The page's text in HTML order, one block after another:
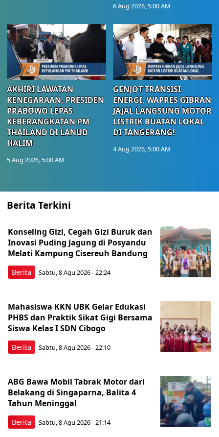
6 Aug 2026, 5:00 AM
AKHIRI LAWATAN
KENEGARAAN, PRESIDEN
PRABOWO LEPAS
KEBERANGKATAN PM
THAILAND DI LANUD
HALIM
5 Aug 2026, 5:00 AM
GENJOT TRANSISI
ENERGI, WAPRES GIBRAN
JAJAL LANGSUNG MOTOR
LISTRIK BUATAN LOKAL
DI TANGERANG!
4 Aug 2026, 5:00 AM
Berita Terkini
Berita
Konseling Gizi, Cegah Gizi Buruk dan
Inovasi Puding Jagung di Posyandu
Melati Kampung Cisereuh Bandung
Sabtu, 8 Agu 2026 - 22:24
Berita
Mahasiswa KKN UBK Gelar Edukasi
PHBS dan Praktik Sikat Gigi Bersama
Siswa Kelas I SDN Cibogo
Sabtu, 8 Agu 2026 - 22:10
Berita
ABG Bawa Mobil Tabrak Motor dari
Belakang di Singaparna, Balita 4
Tahun Meninggal
Sabtu, 8 Agu 2026 - 21:14